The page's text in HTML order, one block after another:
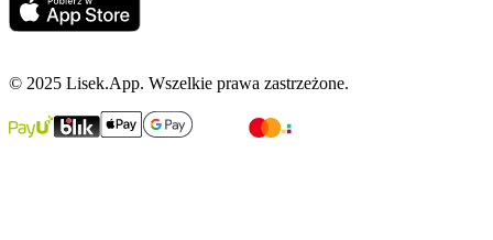
© 2025 Lisek.App. Wszelkie prawa zastrzeżone.